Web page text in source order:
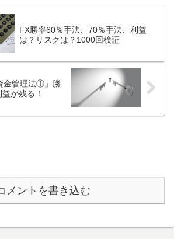
FX勝率60％手法、70％手法、利益
は？リスクは？1000回検証
金管理法①」勝
が残る！
メントを書き込む